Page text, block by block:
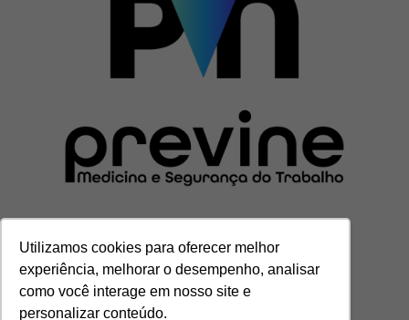
Utilizamos cookies para oferecer melhor
experiência, melhorar o desempenho, analisar
como você interage em nosso site e
personalizar conteúdo.
CENTRAL DE ATENDIMENTO
(11) 3201-7000